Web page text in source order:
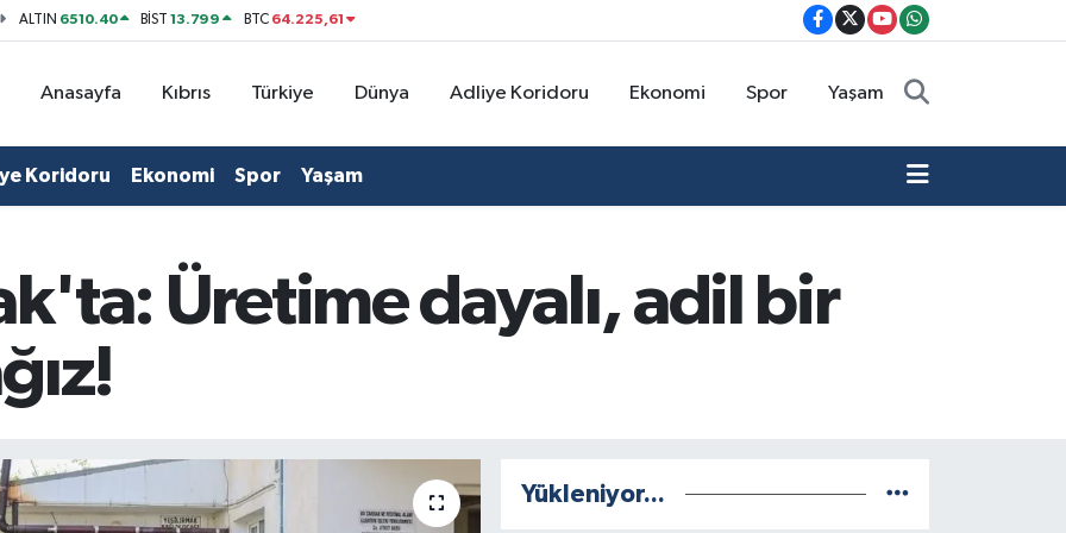
ALTIN 6510.40 BİST13.799 BTC 64.225,61
Anasayfa Kıbrıs Türkiye Dünya Adliye Koridoru Ekonomi Spor Yaşam
Koridoru Ekonomi Spor Yaşam
Üretime dayalı, adil bir
Yükleniyor...